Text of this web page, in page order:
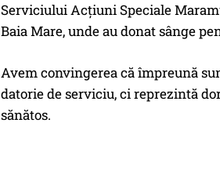
Serviciului Acţiuni Speciale
Baia Mare, unde au donat sânge
Avem convingerea că împreună
datorie de serviciu, ci reprezintă
sănătos.